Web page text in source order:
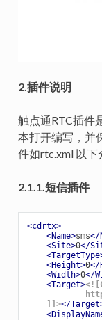
2.插件说明
触点通RTC插件
本打开编写，并
件如rtc.xml 以下
2.1.1.短信插件
<cdrtx>
<Name>sms</
<Site>0</
<TargetType
<Height>0</
<Width>0</
<Target>
    ]]>
</Target
<